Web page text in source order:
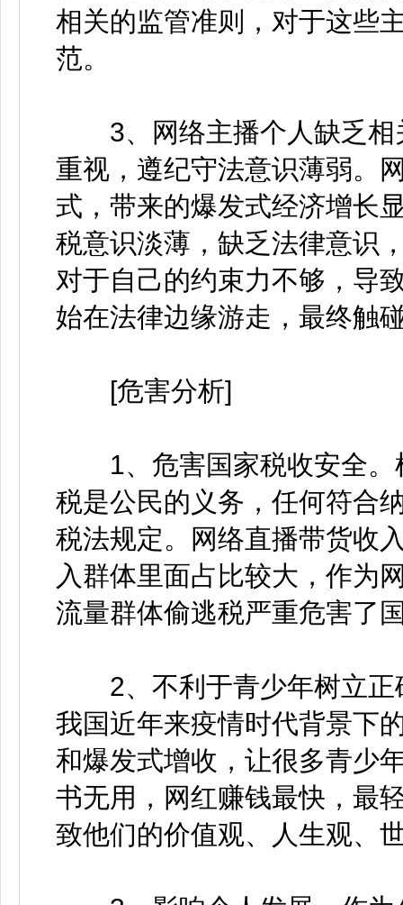
相关的监管准则，对于这些
范。
3、网络主播个人缺乏相
重视，遵纪守法意识薄弱。
式，带来的爆发式经济增长
税意识淡薄，缺乏法律意识
对于自己的约束力不够，导
始在法律边缘游走，最终触
[危害分析]
1、危害国家税收安全。
税是公民的义务，任何符合
税法规定。网络直播带货收
入群体里面占比较大，作为
流量群体偷逃税严重危害了
2、不利于青少年树立正
我国近年来疫情时代背景下
和爆发式增收，让很多青少
书无用，网红赚钱最快，最
致他们的价值观、人生观、